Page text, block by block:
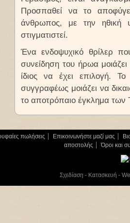
Προσπαθεί να το
άνθρωπος, με την ηθική
στιγματιστεί.
Ένα ενδοψυχικό θρίλερ
συνείδηση του ήρωα
ίδιος να έχει επιλογή.
συγγραφέως μοιάζει να
το αποτρόπαιο έγκλημα
πωλήσεις Επικοινωνήστε μαζί μας
αποστολής
Όροι και
Σχεδίαση - Κατασκευή -